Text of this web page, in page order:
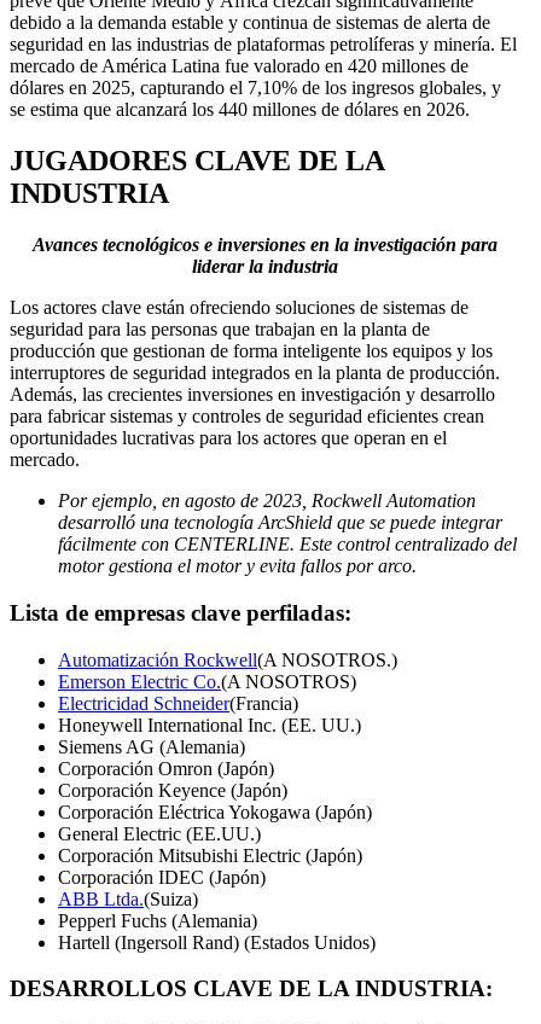
debido a la demanda estable y continua de sistemas de alerta de
seguridad en las industrias de plataformas petrolíferas y minería. El
mercado de América Latina fue valorado en 420 millones de
dólares en 2025, capturando el 7,10% de los ingresos globales, y
se estima que alcanzará los 440 millones de dólares en 2026.
JUGADORES CLAVE DE LA
INDUSTRIA
Avances tecnológicos e inversiones en la investigación para
liderar la industria
Los actores clave están ofreciendo soluciones de sistemas de
seguridad para las personas que trabajan en la planta de
producción que gestionan de forma inteligente los equipos y los
interruptores de seguridad integrados en la planta de producción.
Además, las crecientes inversiones en investigación y desarrollo
para fabricar sistemas y controles de seguridad eficientes crean
oportunidades lucrativas para los actores que operan en el
mercado.
Por ejemplo, en agosto de 2023, Rockwell Automation
desarrolló una tecnología ArcShield que se puede integrar
fácilmente con CENTERLINE. Este control centralizado del
motor gestiona el motor y evita fallos por arco.
Lista de empresas clave perfiladas:
Automatización Rockwell(A NOSOTROS.)
Emerson Electric Co.(A NOSOTROS)
Electricidad Schneider(Francia)
Honeywell International Inc. (EE. UU.)
Siemens AG (Alemania)
Corporación Omron (Japón)
Corporación Keyence (Japón)
Corporación Eléctrica Yokogawa (Japón)
General Electric (EE.UU.)
Corporación Mitsubishi Electric (Japón)
Corporación IDEC (Japón)
ABB Ltda.(Suiza)
Pepperl Fuchs (Alemania)
Hartell (Ingersoll Rand) (Estados Unidos)
DESARROLLOS CLAVE DE LA INDUSTRIA: